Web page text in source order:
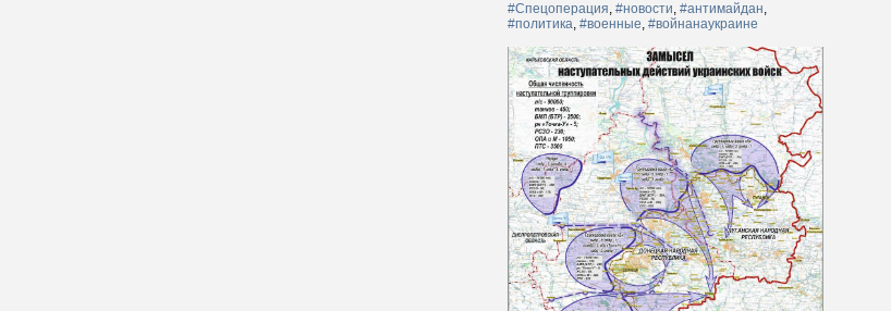
#Спецоперация, #новости, #антимайдан,
#политика, #военные, #войнанаукраине